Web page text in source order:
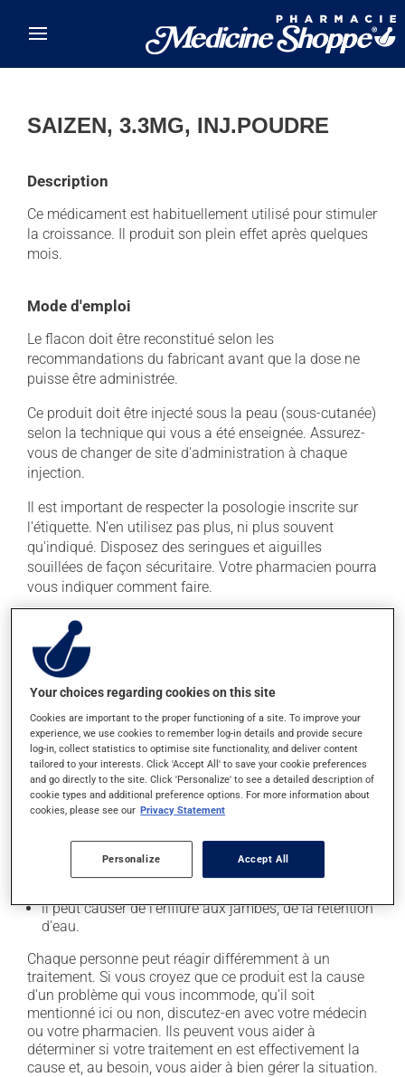
SAIZEN, 3.3MG, INJ.POUDRE
Description
Ce médicament est habituellement utilisé pour stimuler
la croissance. Il produit son plein effet après quelques
mois.
Mode d'emploi
Le flacon doit être reconstitué selon les
recommandations du fabricant avant que la dose ne
puisse être administrée.
Ce produit doit être injecté sous la peau (sous-cutanée)
selon la technique qui vous a été enseignée. Assurez-
vous de changer de site d'administration à chaque
injection.
Il est important de respecter la posologie inscrite sur
l'étiquette. N'en utilisez pas plus, ni plus souvent
qu'indiqué. Disposez des seringues et aiguilles
souillées de façon sécuritaire. Votre pharmacien pourra
vous indiquer comment faire.
Effets indésirables
En plus de ses effets recherchés, ce produit peut à
l'occasion entraîner certains effets indésirables (effets
secondaires), notamment :
il peut causer une douleur au site d'injection;
il peut causer des douleurs musculaires;
il peut causer un engourdissement et une diminution
de la sensibilité du toucher;
il peut causer des douleurs articulaires;
il peut causer des nausées ou, rarement, des
vomissements;
il peut causer de l'enflure aux jambes, de la rétention
d'eau.
Chaque personne peut réagir différemment à un
traitement. Si vous croyez que ce produit est la cause
d'un problème qui vous incommode, qu'il soit
mentionné ici ou non, discutez-en avec votre médecin
ou votre pharmacien. Ils peuvent vous aider à
déterminer si votre traitement en est effectivement la
cause et, au besoin, vous aider à bien gérer la situation.
Your choices regarding cookies on this site
Cookies are important to the proper functioning of a site. To improve your
experience, we use cookies to remember log-in details and provide secure
log-in, collect statistics to optimise site functionality, and deliver content
tailored to your interests. Click 'Accept All' to save your cookie preferences
and go directly to the site. Click 'Personalize' to see a detailed description of
cookie types and additional preference options. For more information about
cookies, please see our Privacy Statement
Personalize Accept All